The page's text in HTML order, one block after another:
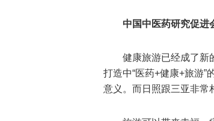
中国中医药研究促进
健康旅游已经成了新
打造中“医药+健康+旅游
意义。而日照跟三亚非常